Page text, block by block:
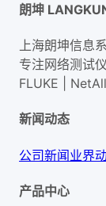
朗坤
上海朗坤信息
专注网络测试
FLUKE |
新闻动态
公司新闻业界
产品中心